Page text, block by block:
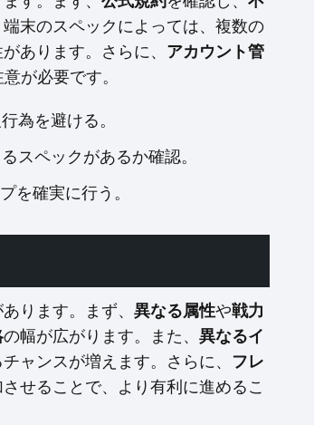
末のスペックによっては、複数の
あります。さらに、 アカウント管
が必要です。
為を避ける。
スペックがあるか確認。
を確実に行う。
ります。まず、 異なる属性や戦力
の幅が広がります。また、 異なるイ
ャンスが増えます。さらに、 フレ
せることで、より有利に進めるこ